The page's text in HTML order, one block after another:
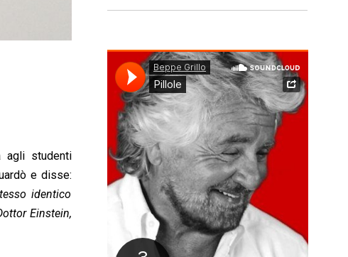
0
2
0
5
agli studenti
e disse:
identico
Einstein,